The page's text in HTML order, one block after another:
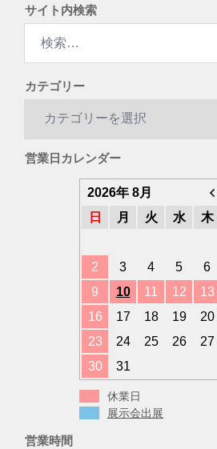
長らくご愛顧いただいてお
PROVer.7」のサポートを
り御礼申し上げます。…
のご案内
「テレメジャー」の新規ユ
つきましては、2012年11月
了しておりますが、 この度
の追加販売も2014年11月末
ミツトヨ製ミュ
替製品（テレメ
ミツトヨ製「ミューウェー
終了に伴い、 代替品として
を ご案内しておりましたが
ー」につきましても2012年
て 新規ユーザー様への…
サイト内検索
カテゴリー
リ
営業日カレンダー
2026年 8月
日
月 火 水 木
2
3 4 5 6
9
10 11 12 13
16
17 18 19 20
23
24 25 26 27
30
31
休業日
展示会出展
営業時間